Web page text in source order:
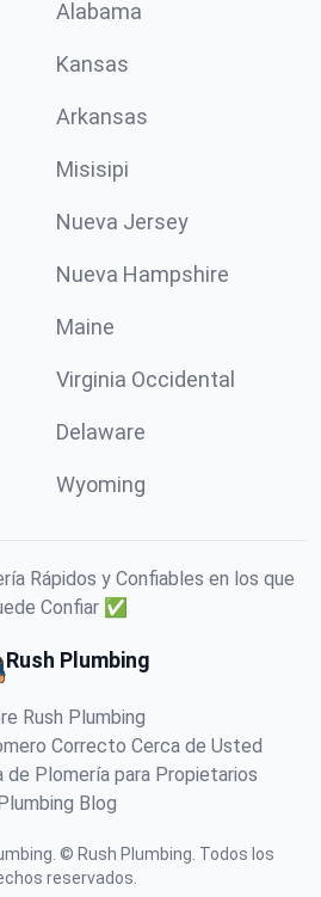
Alabama
Kansas
Arkansas
Misisipi
Nueva Jersey
Nueva Hampshire
Maine
Virginia Occidental
Delaware
Wyoming
Rápidos y Confiables en los que
Confiar ✅
Rush Plumbing
Rush Plumbing
Correcto Cerca de Usted
Plomería para Propietarios
Blog
© Rush Plumbing. Todos los
reservados.